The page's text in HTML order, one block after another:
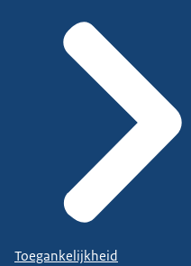
Toegankelijkheid